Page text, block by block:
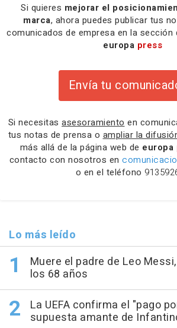
Si quieres mejorar el
marca, ahora puedes publicar tus
comunicados de empresa en la sección
europa press
Envía tu
Si necesitas asesoramiento en
tus notas de prensa o ampliar la
más allá de la página web de europa
contacto con nosotros en
o en el teléfono
Lo más leído
Muere el padre de Leo
los 68 años
La UEFA confirma el "pago
supuesta amante de